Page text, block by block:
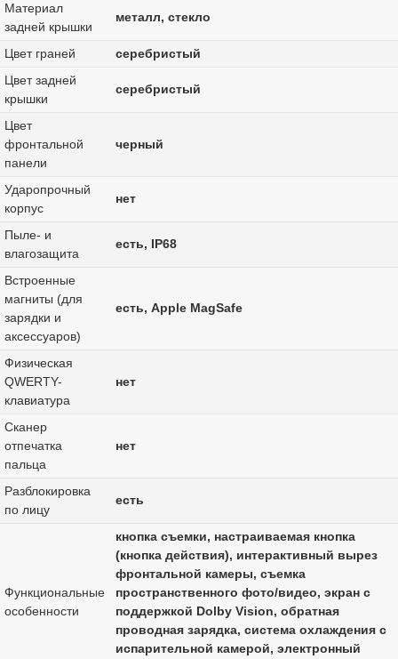
Материал
задней крышки
металл, стекло
Цвет граней
серебристый
Цвет задней
крышки
серебристый
Цвет
фронтальной
панели
черный
Ударопрочный
корпус
нет
Пыле- и
влагозащита
есть, IP68
Встроенные
магниты (для
зарядки и
аксессуаров)
есть, Apple MagSafe
Физическая
QWERTY-
клавиатура
нет
Сканер
отпечатка
пальца
нет
Разблокировка
по лицу
есть
Функциональные
особенности
кнопка съемки, настраиваемая кнопка
(кнопка действия), интерактивный вырез
фронтальной камеры, съемка
пространственного фото/видео, экран с
поддержкой Dolby Vision, обратная
проводная зарядка, система охлаждения с
испарительной камерой, электронный